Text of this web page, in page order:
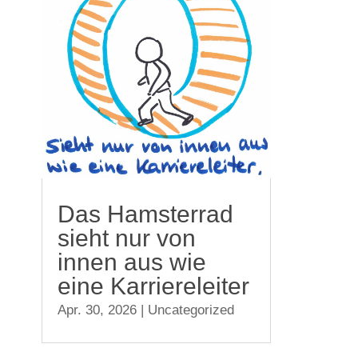
Das Hamsterrad
sieht nur von
innen aus wie
eine Karriereleiter
Apr. 30, 2026| Uncategorized